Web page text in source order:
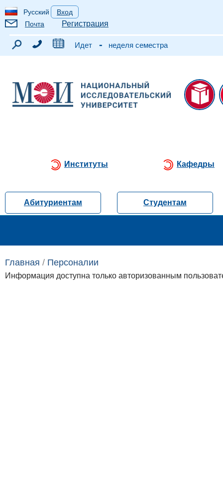
Русский
Вход
Почта
Регистрация
Идет - неделя семестра
Институты Кафедры
Абитуриентам Студентам
Главная / Персоналии​
Информация доступна только авторизованным